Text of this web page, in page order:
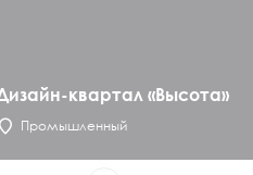
квартал «Высота»
Промышленный